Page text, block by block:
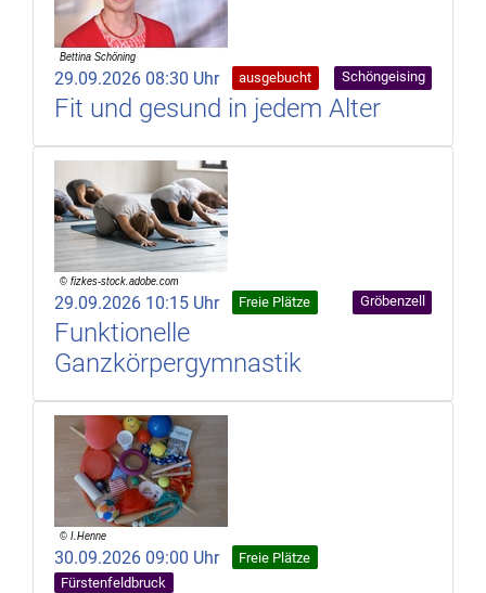
29.09.2026 08:30 Uhr ausgebucht Schöngeising
Fit und gesund in jedem Alter
29.09.2026 10:15 Uhr Freie Plätze Gröbenzell
Funktionelle
Ganzkörpergymnastik
30.09.2026 09:00 Uhr
Freie Plätze
Fürstenfeldbruck